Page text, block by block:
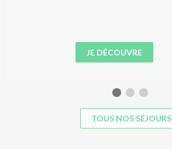
JE DÉCOUVRE
TOUS NOS SÉJOURS